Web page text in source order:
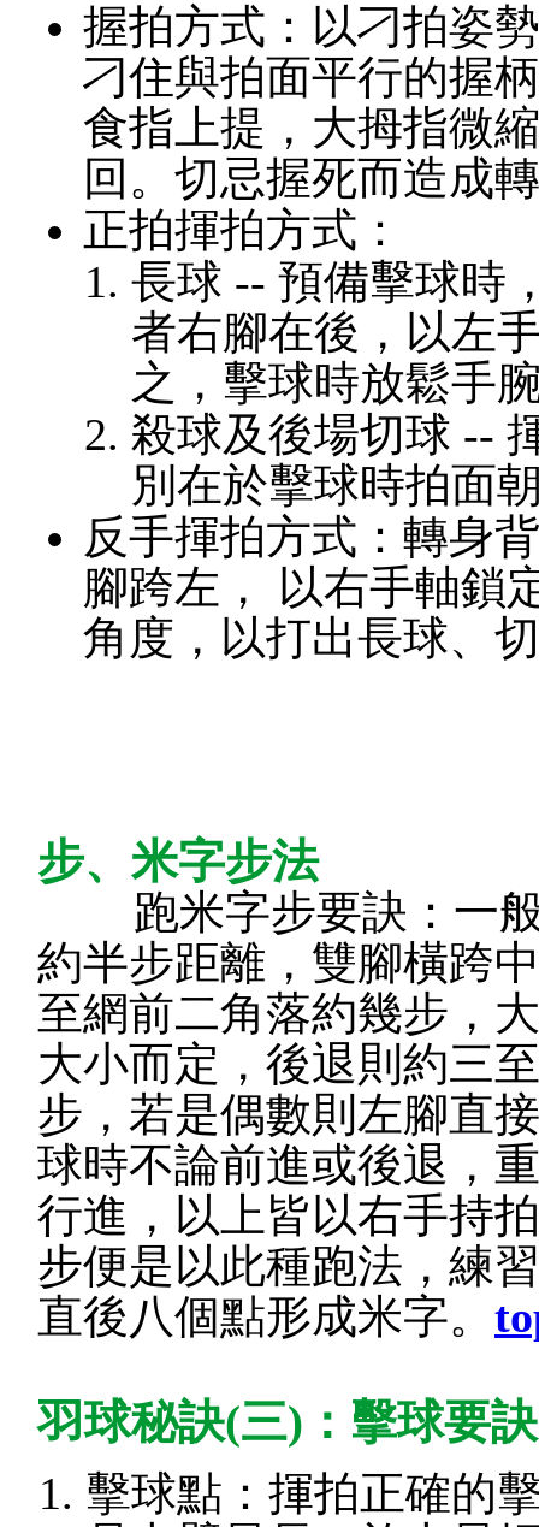
握拍方式：以刁拍姿
刁住與拍面平行的握
食指上提，大拇指微
回。切忌握死而造成
正拍揮拍方式：
長球 -- 預備擊球時
者右腳在後，以左
之，擊球時放鬆手
殺球及後場切球 --
別在於擊球時拍面
反手揮拍方式：轉身
腳跨左， 以右手軸鎖
角度，以打出長球
步、米字步法
跑米字步要訣：一般
約半步距離，雙腳橫跨
至網前二角落約幾步，
大小而定，後退則約三
步，若是偶數則左腳直
球時不論前進或後退，
行進，以上皆以右手持
步便是以此種跑法，練
直後八個點形成米字。
羽球秘訣(三)：擊球要
擊球點：揮拍正確的